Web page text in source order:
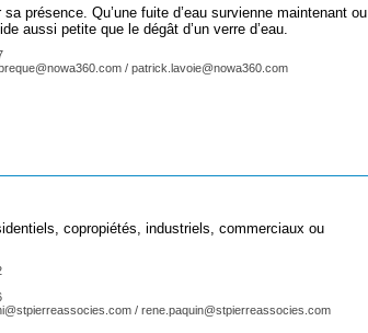
présence. Qu’une fuite d’eau survienne maintenant ou
aussi petite que le dégât d’un verre d’eau.
/ patrick.lavoie@nowa360.com
copropiétés, industriels, commerciaux ou
/ rene.paquin@stpierreassocies.com